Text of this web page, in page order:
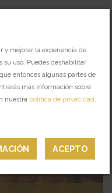
]
PARA CADA
ACEPTO
y mejorar la experiencia de
su uso. Puedes deshabilitar
entonces algunas partes de
más información sobre
nuestra política de privacidad